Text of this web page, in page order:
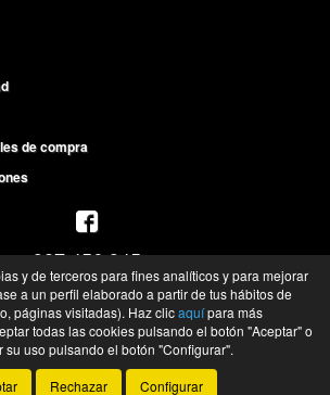
de compra
987 456 945
a 14h y de 15:30h a 19:30h
S de 10h a 13h
Equipo- 2026 -Tienda online de recambios de Gira
y de terceros para fines analíticos y para mejorar
a un perfil elaborado a partir de tus hábitos de
páginas visitadas). Haz clicaquípara más
todas las cookies pulsando el botón "Aceptar" o
uso pulsando el botón "Configurar".
Rechazar Configurar